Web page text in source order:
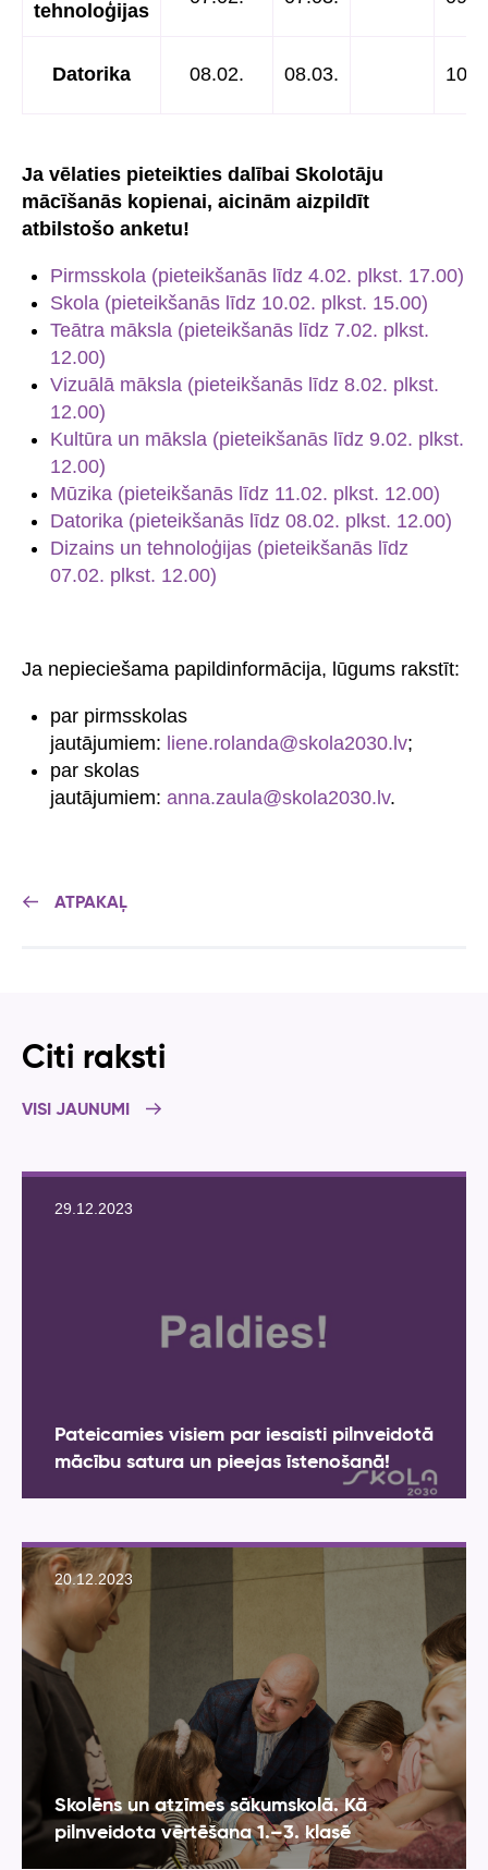
tehnoloģijas
Datorika 08.02. 08.03.
Ja vēlaties pieteikties dalībai Skolotāju
mācīšanās kopienai, aicinām aizpildīt
atbilstošo anketu!
Pirmsskola (pieteikšanās līdz 4.02. plkst. 17.00)
Skola (pieteikšanās līdz 10.02. plkst. 15.00)
Teātra māksla (pieteikšanās līdz 7.02. plkst.
12.00)
Vizuālā māksla (pieteikšanās līdz 8.02. plkst.
12.00)
Kultūra un māksla (pieteikšanās līdz 9.02. plkst.
12.00)
Mūzika (pieteikšanās līdz 11.02. plkst. 12.00)
Datorika (pieteikšanās līdz 08.02. plkst. 12.00)
Dizains un tehnoloģijas (pieteikšanās līdz
07.02. plkst. 12.00)
Ja nepieciešama papildinformācija, lūgums rakstīt:
par pirmsskolas
jautājumiem: liene.rolanda@skola2030.lv;
par skolas
jautājumiem: anna.zaula@skola2030.lv.
ATPAKAĻ
Citi raksti
VISI JAUNUMI
29.12.2023
Pateicamies visiem par iesaisti pilnveidotā
mācību satura un pieejas īstenošanā!
20.12.2023
Skolēns un atzīmes sākumskolā. Kā
pilnveidota vērtēšana 1.–3. klasē